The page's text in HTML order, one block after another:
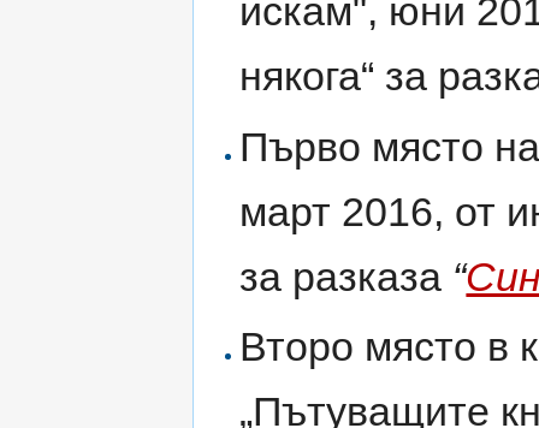
искам", юни
някога“ за
Първо място
март 2016, от
за разказа “
Второ място в
„Пътуващите